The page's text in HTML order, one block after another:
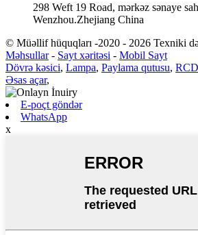
298 Weft 19 Road, mərkəz sənaye
Wenzhou.Zhejiang China
© Müəllif hüquqları -2020 - 2026 Texniki
Məhsullar- Sayt xəritəsi - Mobil Sayt
Dövrə kəsici, Lampa, Paylama qutusu,
Əsas açar,
E-poçt göndər
WhatsApp
x